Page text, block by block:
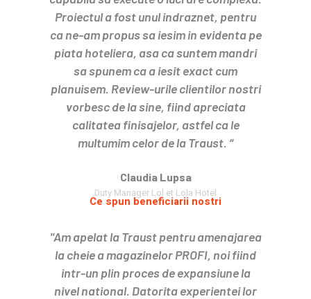
Proiectul a fost unul indraznet, pentru
ca ne-am propus sa iesim in evidenta pe
piata hoteliera, asa ca suntem mandri
sa spunem ca a iesit exact cum
planuisem. Review-urile clientilor nostri
vorbesc de la sine, fiind apreciata
calitatea finisajelor, astfel ca le
multumim celor de la Traust. “
Claudia Lupsa
Duty Manager Lol et Lola Hotel
Ce spun beneficiarii nostri
"Am apelat la Traust pentru amenajarea
la cheie a magazinelor PROFI, noi fiind
intr-un plin proces de expansiune la
nivel national. Datorita experientei lor